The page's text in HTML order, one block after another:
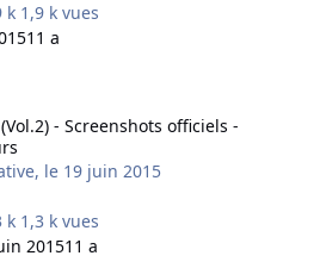
1,9 k vues
11 a
- Screenshots officiels -
, le 19 juin 2015
1,3 k vues
201511 a